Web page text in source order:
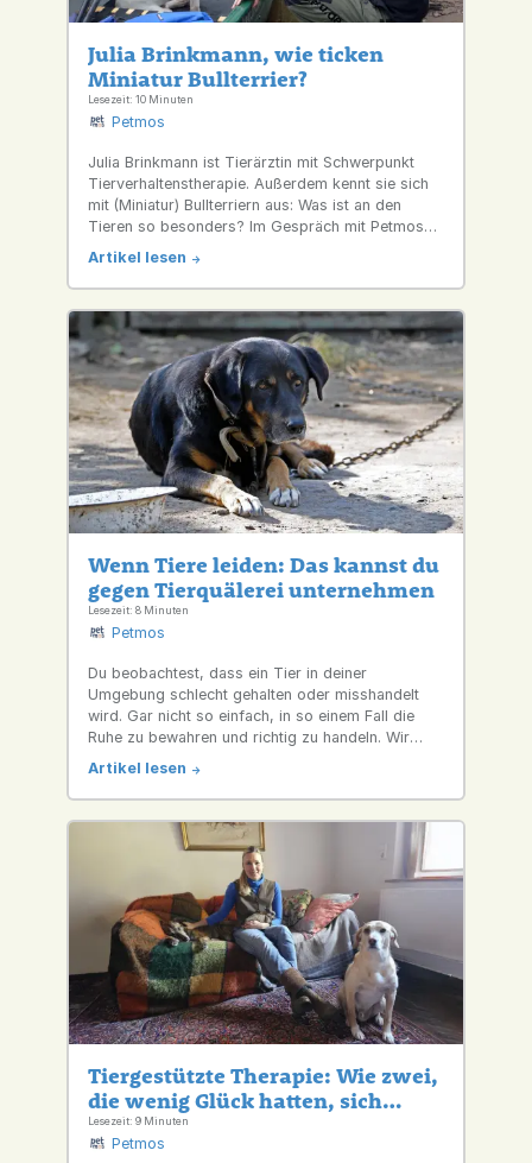
Julia Brinkmann, wie ticken
Miniatur Bullterrier?
Lesezeit: 10 Minuten
Petmos
Julia Brinkmann ist Tierärztin mit Schwerpunkt
Tierverhaltenstherapie. Außerdem kennt sie sich
mit (Miniatur) Bullterriern aus: Was ist an den
Tieren so besonders? Im Gespräch mit Petmos
erklärt sie, was häufig der Grund ist, wenn es
zwischen Mensch und Tier nicht reibungslos läuft.
Artikel lesen ->
Wenn Tiere leiden: Das kannst du
gegen Tierquälerei unternehmen
Lesezeit: 8 Minuten
Petmos
Du beobachtest, dass ein Tier in deiner
Umgebung schlecht gehalten oder misshandelt
wird. Gar nicht so einfach, in so einem Fall die
Ruhe zu bewahren und richtig zu handeln. Wir
sagen dir, wo du Tierquälerei melden kannst und
was du dabei beachten solltest.
Artikel lesen ->
Tiergestützte Therapie: Wie zwei,
die wenig Glück hatten, sich
unterstützen
Lesezeit: 9 Minuten
Petmos